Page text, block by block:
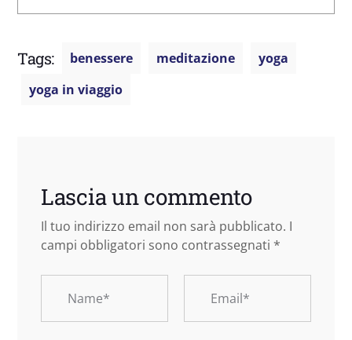
Tags: benessere meditazione
yoga
yoga in viaggio
Lascia un commento
Il tuo indirizzo email non sarà pubblicato. I
campi obbligatori sono contrassegnati *